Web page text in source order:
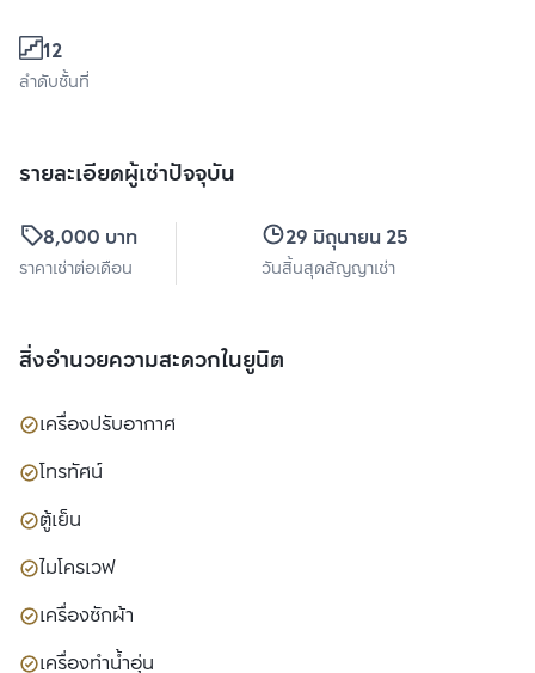
12
ลำดับชั้นที่
รายละเอียดผู้เช่าปัจจุบัน
8,000 บาท
ราคาเช่าต่อเดือน
29 มิถุนายน 2569
วันสิ้นสุดสัญญาเช่า
สิ่งอำนวยความสะดวกในยูนิต
เครื่องปรับอากาศ
โทรทัศน์
ตู้เย็น
ไมโครเวฟ
เครื่องซักผ้า
เครื่องทำน้ำอุ่น